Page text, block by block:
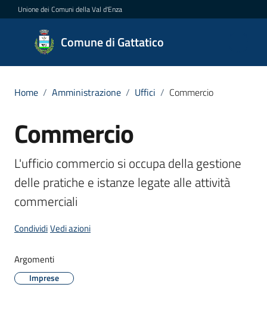
Vai al contenuto
Vai alla navigazione
Vai al footer
Unione dei Comuni della Val d'Enza
Comune di Gattatico
Comune
di
Amministrazione
Menu selezionato
Novità
Vivere
Comune
Home / Amministrazione / Uffici / Commercio
Salta al contenuto
Commercio
L'ufficio commercio si occupa della gestione
delle pratiche e istanze legate alle attività
commerciali
CondividiVedi azioni
Argomenti
Imprese